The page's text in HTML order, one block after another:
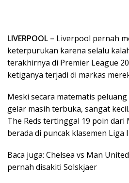
LIVERPOOL – Liverpool pernah
keterpurukan karena selalu
terakhirnya di Premier League
ketiganya terjadi di markas
Meski secara matematis
gelar masih terbuka, sangat
The Reds tertinggal 19 poin dari
berada di puncak klasemen Liga
Baca juga: Chelsea vs Man
pernah disakiti Solskjaer